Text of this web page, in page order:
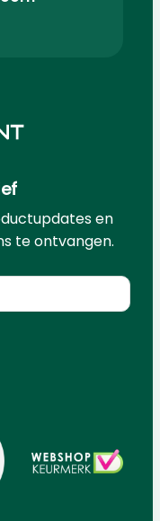
en
te ontvangen.